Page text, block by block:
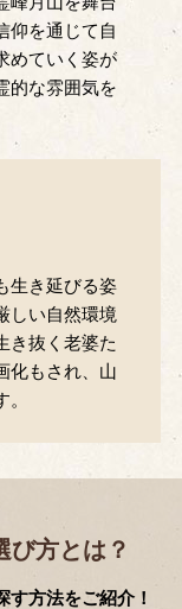
仰を通じて自
めていく姿が
的な雰囲気を
生き延びる姿
しい自然環境
き抜く老婆た
化もされ、山
び方とは？
方法をご紹介！